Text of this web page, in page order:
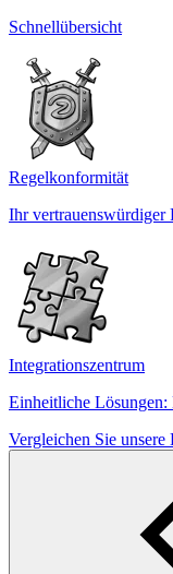
Schnellübersicht
Regelkonformität
Ihr vertrauenswürdiger
Integrationszentrum
Einheitliche
Vergleichen Sie unsere